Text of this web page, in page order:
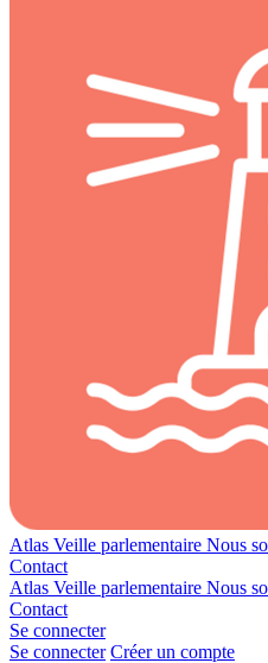
Atlas Veille parlementaire Nous
Contact
Atlas Veille parlementaire Nous
Contact
Se connecter
Se connecter Créer un compte